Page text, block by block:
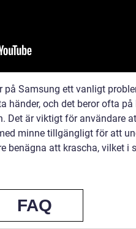
Samsung ett vanligt
händer, och det beror ofta
Det är viktigt för användare
minne tillgängligt för att
benägna att krascha, vilket i
FAQ